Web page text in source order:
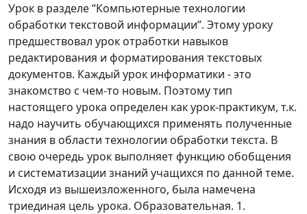
Урок в разделе “Компьютерные технологии
обработки текстовой информации”. Этому уроку
предшествовал урок отработки навыков
редактирования и форматирования текстовых
документов. Каждый урок информатики - это
знакомство с чем-то новым. Поэтому тип
настоящего урока определен как урок-практикум, т.к.
надо научить обучающихся применять полученные
знания в области технологии обработки текста. В
свою очередь урок выполняет функцию обобщения
и систематизации знаний учащихся по данной теме.
Исходя из вышеизложенного, была намечена
триединая цель урока. Образовательная. 1.